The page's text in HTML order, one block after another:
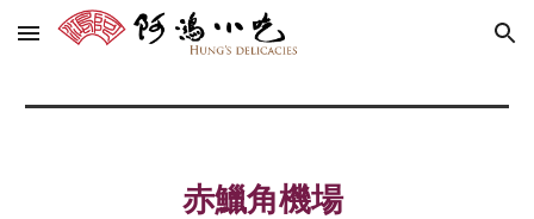
Skip to main content Skip to navigation
赤鱲角機場